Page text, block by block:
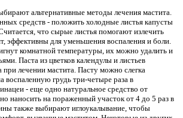
альтернативные методы лечения мастита.
средств - положить холодные листья капусты
что сырые листья помогают излечить
эффективны для уменьшения воспаления и боли.
комнатной температуры, их можно удалить и
Паста из цветков календулы и листьев
при лечении мастита. Пасту можно слегка
воспаленную грудь три-четыре раза в
- еще одно натуральное средство от
наносить на пораженный участок от 4 до 5 раз в
также выбирают иглоукалывание, чтобы